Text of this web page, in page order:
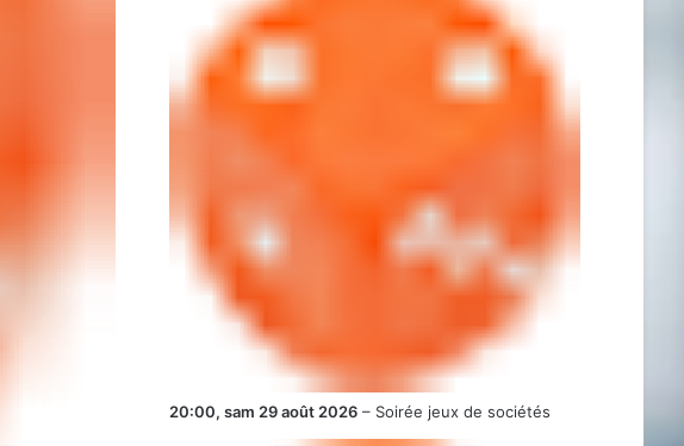
20:00, sam 29 août 2026 – Soirée jeux de sociétés